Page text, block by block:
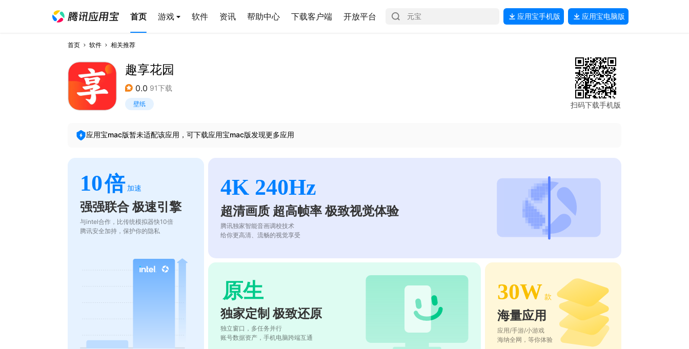
首页 游戏 软件 资讯 帮助中心 下载客户端 开放平台 应用宝手机版 应用宝电脑版
首页 软件 相关推荐
趣享花园
0.0 91下载
壁纸 扫码下载手机版
应用宝mac版暂未适配该应用，可下载应用宝mac版发现更多应用
10倍 加速
强强联合 极速引擎
与intel合作，比传统模拟器快10倍
腾讯安全加持，保护你的隐私
4K 240Hz
超清画质 超高帧率 极致视觉体验
腾讯独家智能音画调校技术
给你更高清、流畅的视觉享受
原生
独家定制 极致还原
独立窗口，多任务并行
账号数据资产，手机电脑跨端互通
30W 款
海量应用
应用/手游/小游戏
海纳全网，等你体验